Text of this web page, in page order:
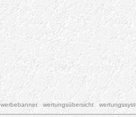
werbebanner wertungsübersicht